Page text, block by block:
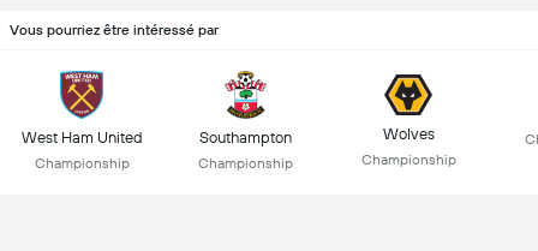
Vous pourriez être intéressé par
West Ham United
Championship
Southampton
Championship
Wolves
Championship